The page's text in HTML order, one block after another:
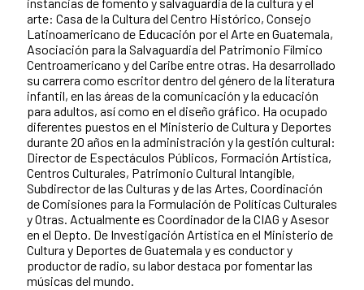
arte: Casa de la Cultura del Centro Histórico, Consejo
Latinoamericano de Educación por el Arte en Guatemala,
Asociación para la Salvaguardia del Patrimonio Fílmico
Centroamericano y del Caribe entre otras. Ha desarrollado
su carrera como escritor dentro del género de la literatura
infantil, en las áreas de la comunicación y la educación
para adultos, así como en el diseño gráfico. Ha ocupado
diferentes puestos en el Ministerio de Cultura y Deportes
durante 20 años en la administración y la gestión cultural:
Director de Espectáculos Públicos, Formación Artística,
Centros Culturales, Patrimonio Cultural Intangible,
Subdirector de las Culturas y de las Artes, Coordinación
de Comisiones para la Formulación de Políticas Culturales
y Otras. Actualmente es Coordinador de la CIAG y Asesor
en el Depto. De Investigación Artística en el Ministerio de
Cultura y Deportes de Guatemala y es conductor y
productor de radio, su labor destaca por fomentar las
músicas del mundo.